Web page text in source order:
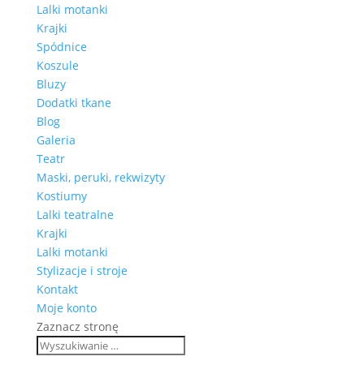
Lalki motanki
Krajki
Spódnice
Koszule
Bluzy
Dodatki tkane
Blog
Galeria
Teatr
Maski, peruki, rekwizyty
Kostiumy
Lalki teatralne
Krajki
Lalki motanki
Stylizacje i stroje
Kontakt
Moje konto
Zaznacz stronę